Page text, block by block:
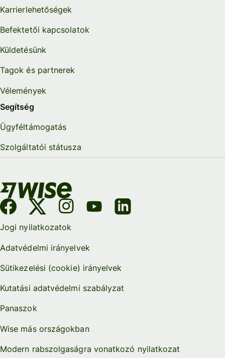
Karrierlehetőségek
Befektetői kapcsolatok
Küldetésünk
Tagok és partnerek
Vélemények
Segítség
Ügyféltámogatás
Szolgáltatói státusza
Jogi nyilatkozatok
Adatvédelmi irányelvek
Sütikezelési (cookie) irányelvek
Kutatási adatvédelmi szabályzat
Panaszok
Wise más országokban
Modern rabszolgaságra vonatkozó nyilatkozat